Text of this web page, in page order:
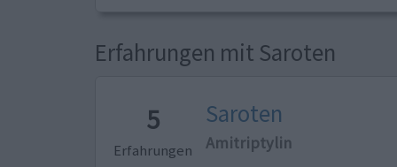
Erfahrungen mit Saroten
5
Erfahrungen
Saroten
Amitriptylin